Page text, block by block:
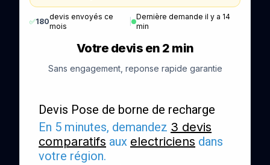
✅180
devis envoyés ce
mois
Dernière demande il y a 14
min
Votre devis en 2 min
Sans engagement, reponse rapide garantie
Devis Pose de borne de recharge
En 5 minutes, demandez 3 devis
comparatifs aux electriciens dans
votre région.